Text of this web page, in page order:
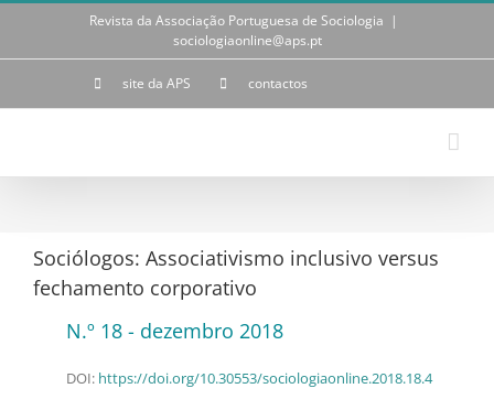
Skip
Revista da Associação Portuguesa de Sociologia |
sociologiaonline@aps.pt
site da APS contactos
Sociólogos: Associativismo inclusivo versus
fechamento corporativo
N.º 18 - dezembro 2018
DOI: https://doi.org/10.30553/sociologiaonline.2018.18.4